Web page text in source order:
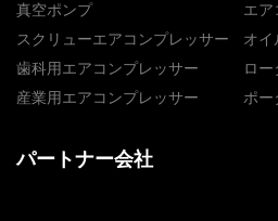
真空ポンプ
エア
スクリューエアコンプレッサー
オイ
歯科用エアコンプレッサー
ロ
産業用エアコンプレッサー
ポー
パートナー会社